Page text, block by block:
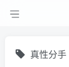
真性分手